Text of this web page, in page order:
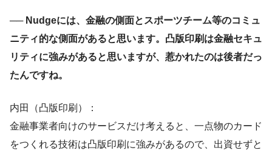
── Nudgeには、金融の側面とスポーツチーム等のコミュ
ニティ的な側面があると思います。凸版印刷は金融セキュ
リティに強みがあると思いますが、惹かれたのは後者だっ
たんですね。
内田（凸版印刷）：
金融事業者向けのサービスだけ考えると、一点物のカード
をつくれる技術は凸版印刷に強みがあるので、出資せずと